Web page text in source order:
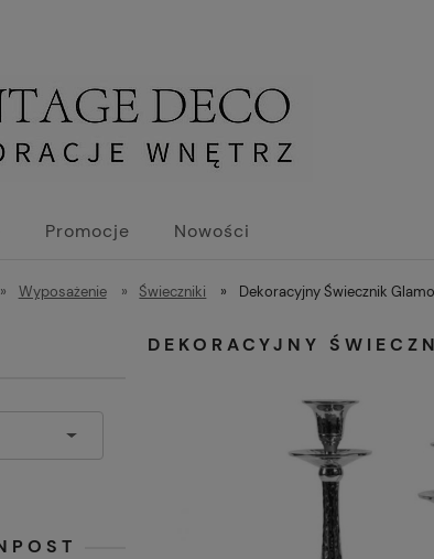
Promocje Nowości
» Wyposażenie » Świeczniki » Dekoracyjny Świecznik
DEKORACYJNY